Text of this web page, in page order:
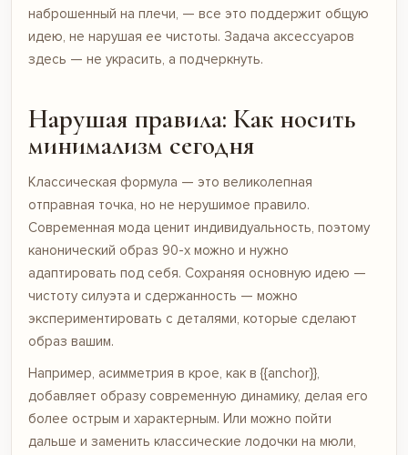
наброшенный на плечи, — все это поддержит общую
идею, не нарушая ее чистоты. Задача аксессуаров
здесь — не украсить, а подчеркнуть.
Нарушая правила: Как носить
минимализм сегодня
Классическая формула — это великолепная
отправная точка, но не нерушимое правило.
Современная мода ценит индивидуальность, поэтому
канонический образ 90-х можно и нужно
адаптировать под себя. Сохраняя основную идею —
чистоту силуэта и сдержанность — можно
экспериментировать с деталями, которые сделают
образ вашим.
Например, асимметрия в крое, как в {{anchor}},
добавляет образу современную динамику, делая его
более острым и характерным. Или можно пойти
дальше и заменить классические лодочки на мюли,